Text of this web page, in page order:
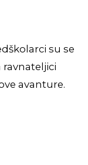
su se
avanture.